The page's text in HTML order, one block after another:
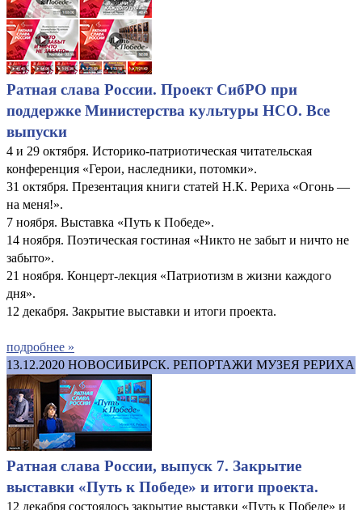
Ратная слава России. Проект СибРО при
поддержке Министерства культуры НСО. Все
выпуски
4 и 29 октября. Историко-патриотическая читательская
конференция «Герои, наследники, потомки».
31 октября. Презентация книги статей Н.К. Рериха «Огонь —
на меня!».
7 ноября. Выставка «Путь к Победе».
14 ноября. Поэтическая гостиная «Никто не забыт и ничто не
забыто».
21 ноября. Концерт-лекция «Патриотизм в жизни каждого
дня».
12 декабря. Закрытие выставки и итоги проекта.
подробнее »
13.12.2020 НОВОСИБИРСК. РЕПОРТАЖИ МУЗЕЯ РЕРИХА
Ратная слава России, выпуск 7. Закрытие
выставки «Путь к Победе» и итоги проекта.
12 декабря состоялось закрытие выставки «Путь к Победе» и